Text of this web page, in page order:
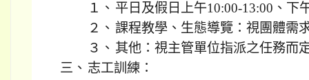
１、 平日及假日上午10:00-13:00、下
２、 課程教學、生態導覽：視團體需
３、 其他：視主管單位指派之任務而
三、 志工訓練：